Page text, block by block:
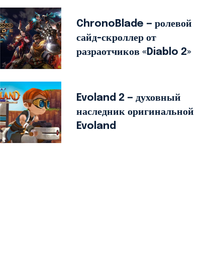
ChronoBlade — ролевой
сайд-скроллер от
разраотчиков «Diablo 2»
Evoland 2 — духовный
наследник оригинальной
Evoland